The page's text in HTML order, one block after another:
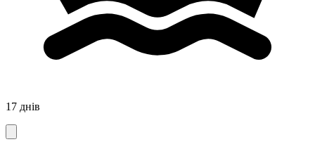
17 днів